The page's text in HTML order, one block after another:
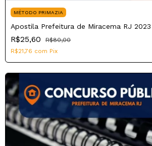
MÉTODO PRIMAZIA
Apostila Prefeitura de Miracema RJ
R$25,60
R$80,00
R$21,76 com Pix